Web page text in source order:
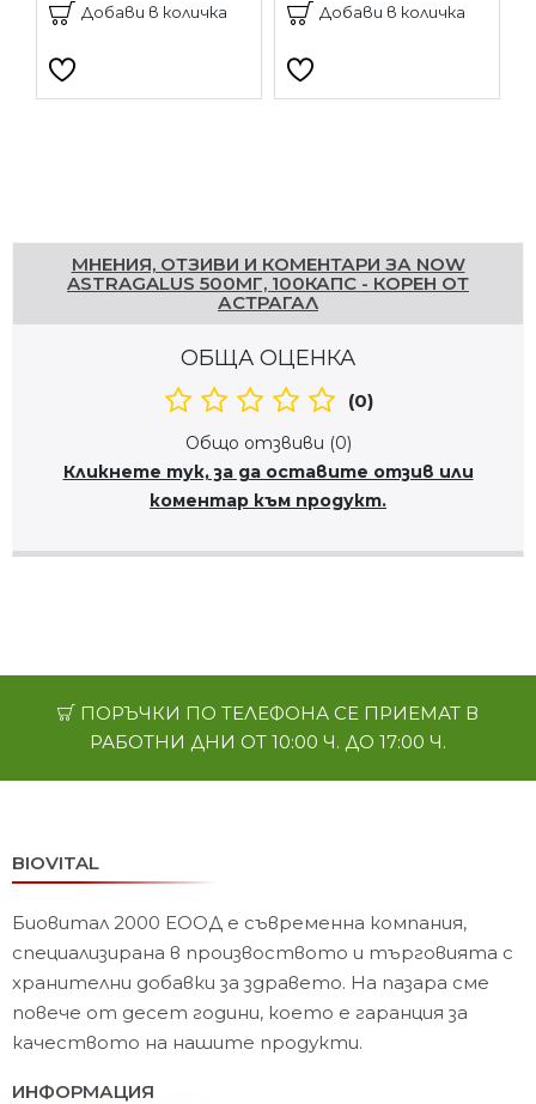
Добави в количка Добави в количка
МНЕНИЯ, ОТЗИВИ И КОМЕНТАРИ ЗА NOW
ASTRAGALUS 500МГ, 100КАПС - КОРЕН ОТ
АСТРАГАЛ
ОБЩА ОЦЕНКА
(0)
Общо отзвиви (0)
Кликнете тук, за да оставите отзив или
коментар към продукт.
ПОРЪЧКИ ПО ТЕЛЕФОНА СЕ ПРИЕМАТ В
РАБОТНИ ДНИ ОТ 10:00 Ч. ДО 17:00 Ч.
BIOVITAL
Биовитал 2000 ЕООД е съвременна компания,
специализирана в произвоството и търговията с
хранителни добавки за здравето. На пазара сме
повече от десет години, което е гаранция за
качеството на нашите продукти.
ИНФОРМАЦИЯ